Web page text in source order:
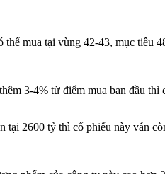
mua tại vùng 42-43, mục tiêu
3-4% từ điểm mua ban đầu thì
2600 tỷ thì cổ phiếu này vẫn